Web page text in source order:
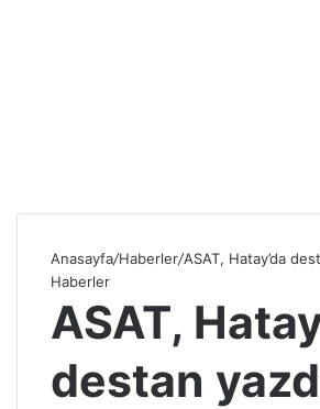
Anasayfa/Haberler/ASAT, Hatay’da
Haberler
ASAT,
destan